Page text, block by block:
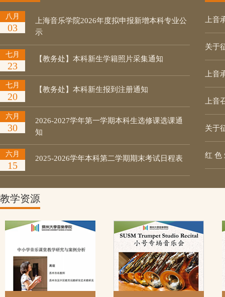
八月
03
上海音乐学院2026年度拟申报新增本科专业公
示
七月
23
【教务处】本科新生学籍照片采集通知
七月
20
【教务处】本科新生报到注册通知
六月
30
2026-2027学年第一学期本科生选修课选课通
知
六月
15
2025-2026学年本科第二学期期末考试日程表
上
关于
上
上
关于
红 色
教学资源